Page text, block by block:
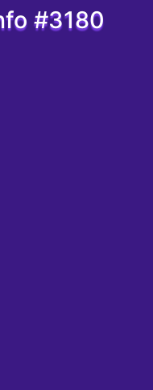
#3180